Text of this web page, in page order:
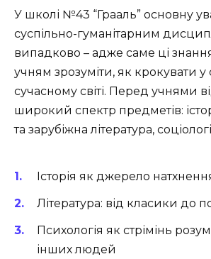
У школі №43 “Грааль” основну
суспільно-гуманітарним
випадково – адже саме ці
учням зрозуміти, як крокувати
сучасному світі. Перед учнями
широкий спектр предметів:
та зарубіжна література,
Історія як джерело
Література: від класики до
Психологія як стрімінь
інших людей